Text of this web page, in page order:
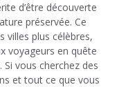
d’être découverte
préservée. Ce
villes plus célèbres,
voyageurs en quête
vous cherchez des
et tout ce que vous